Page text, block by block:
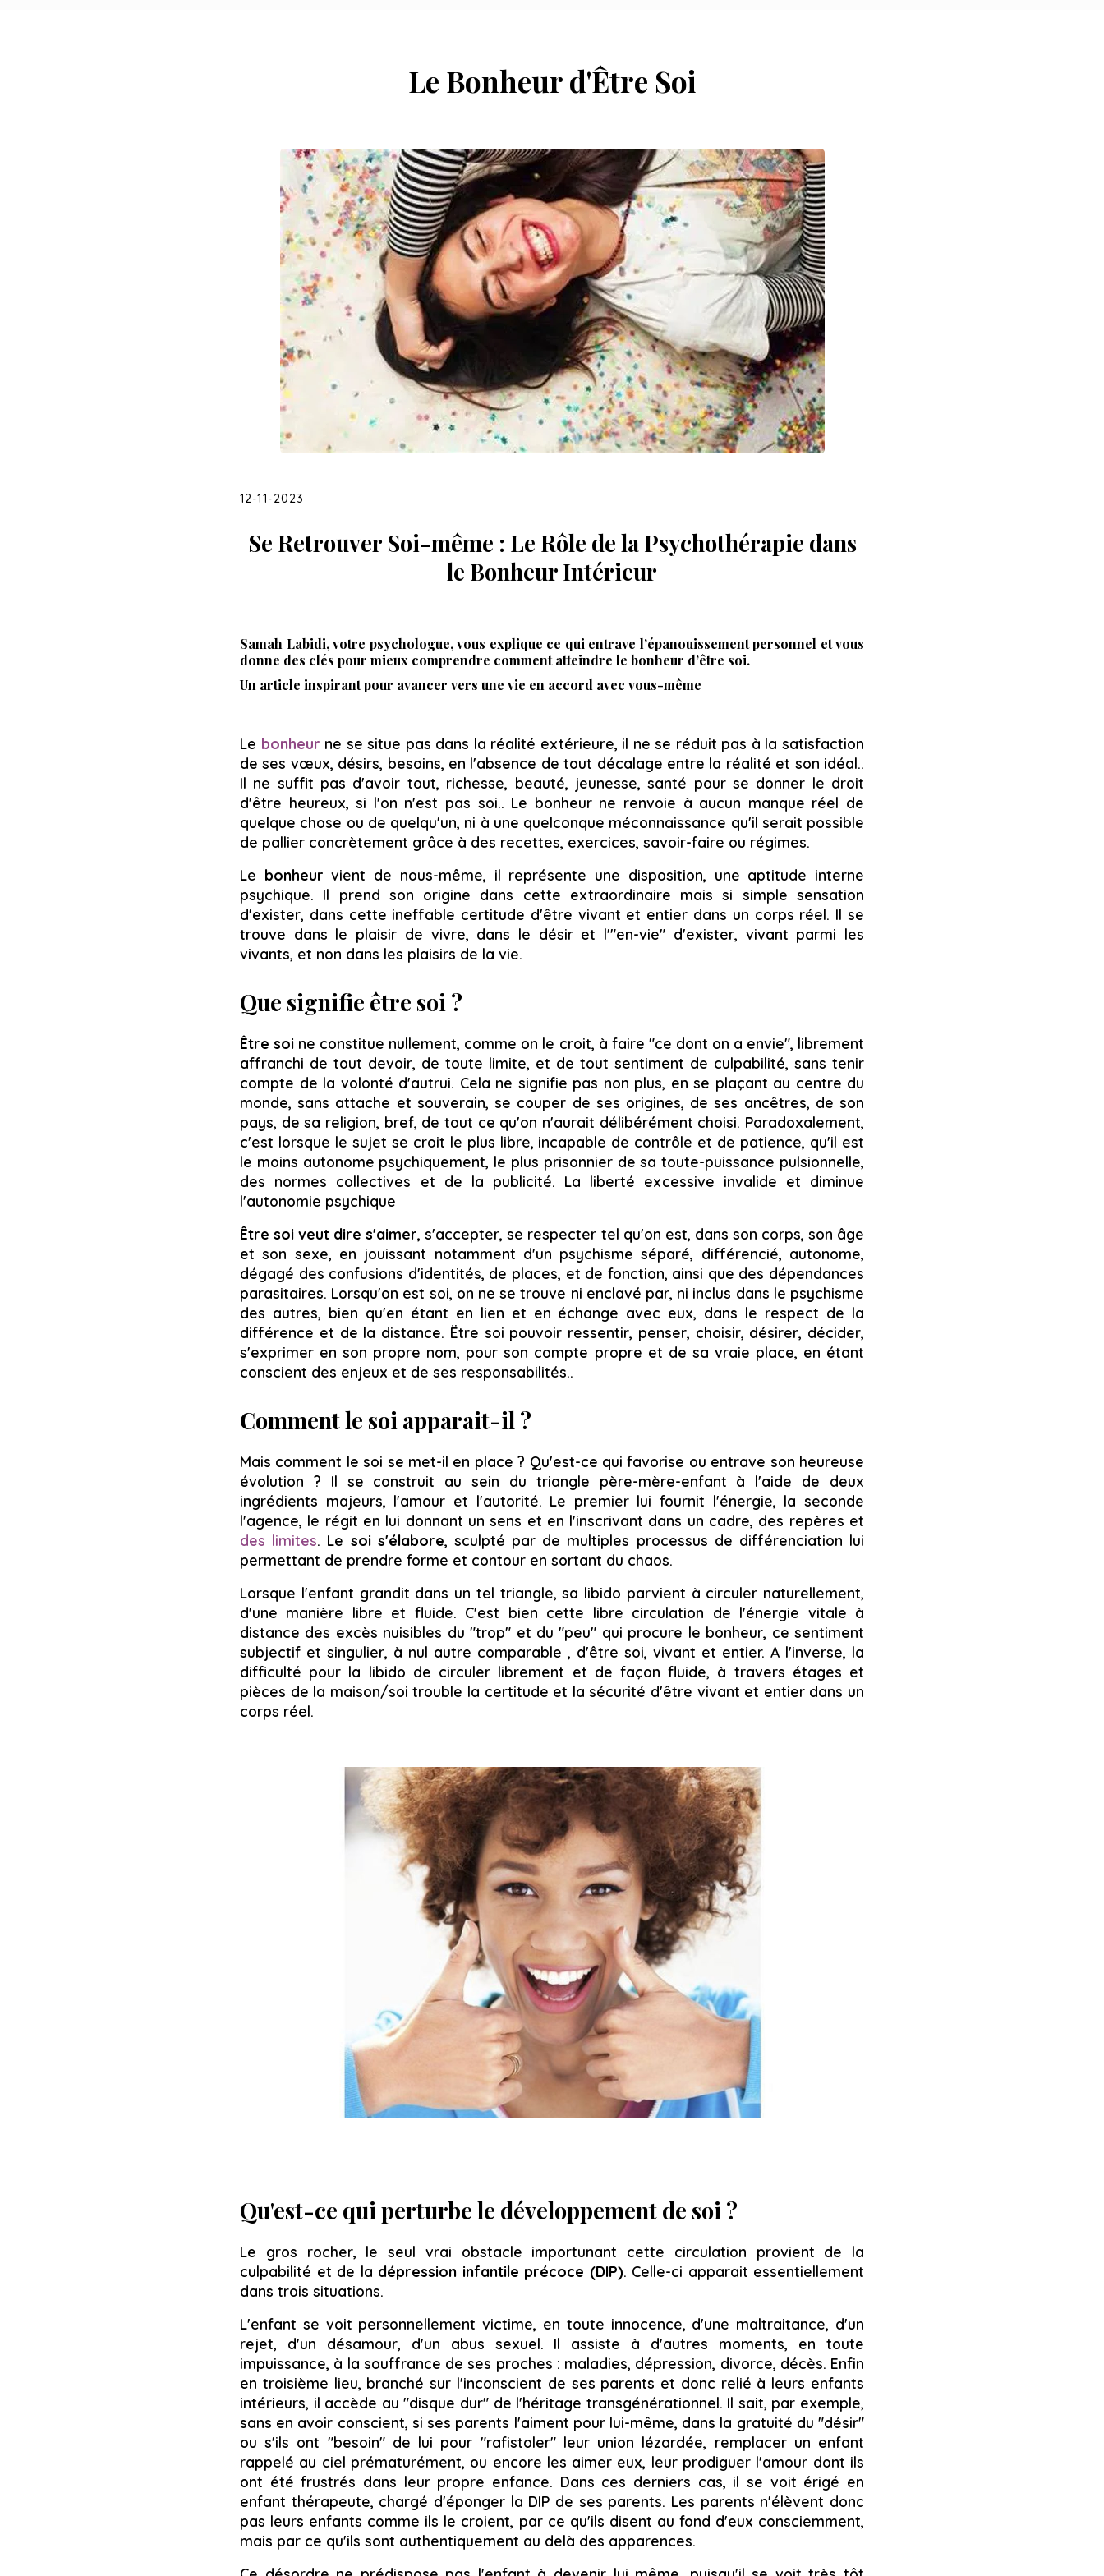
Le Bonheur d'Être Soi
12-11-2023
Se Retrouver Soi-même : Le Rôle de la Psychothérapie dans
le Bonheur Intérieur
Samah Labidi, votre psychologue, vous explique ce qui entrave l’épanouissement personnel et vous
donne des clés pour mieux comprendre comment atteindre le bonheur d’être soi.
Un article inspirant pour avancer vers une vie en accord avec vous-même
Le bonheur ne se situe pas dans la réalité extérieure, il ne se réduit pas à la satisfaction
de ses vœux, désirs, besoins, en l'absence de tout décalage entre la réalité et son idéal..
Il ne suffit pas d'avoir tout, richesse, beauté, jeunesse, santé pour se donner le droit
d'être heureux, si l'on n'est pas soi.. Le bonheur ne renvoie à aucun manque réel de
quelque chose ou de quelqu'un, ni à une quelconque méconnaissance qu'il serait possible
de pallier concrètement grâce à des recettes, exercices, savoir-faire ou régimes.
Le bonheur vient de nous-même, il représente une disposition, une aptitude interne
psychique. Il prend son origine dans cette extraordinaire mais si simple sensation
d'exister, dans cette ineffable certitude d'être vivant et entier dans un corps réel. Il se
trouve dans le plaisir de vivre, dans le désir et l'"en-vie" d'exister, vivant parmi les
vivants, et non dans les plaisirs de la vie.
Que signifie être soi ?
Être soi ne constitue nullement, comme on le croit, à faire "ce dont on a envie", librement
affranchi de tout devoir, de toute limite, et de tout sentiment de culpabilité, sans tenir
compte de la volonté d'autrui. Cela ne signifie pas non plus, en se plaçant au centre du
monde, sans attache et souverain, se couper de ses origines, de ses ancêtres, de son
pays, de sa religion, bref, de tout ce qu'on n'aurait délibérément choisi. Paradoxalement,
c'est lorsque le sujet se croit le plus libre, incapable de contrôle et de patience, qu'il est
le moins autonome psychiquement, le plus prisonnier de sa toute-puissance pulsionnelle,
des normes collectives et de la publicité. La liberté excessive invalide et diminue
l'autonomie psychique
Être soi veut dire s'aimer, s'accepter, se respecter tel qu'on est, dans son corps, son âge
et son sexe, en jouissant notamment d'un psychisme séparé, différencié, autonome,
dégagé des confusions d'identités, de places, et de fonction, ainsi que des dépendances
parasitaires. Lorsqu'on est soi, on ne se trouve ni enclavé par, ni inclus dans le psychisme
des autres, bien qu'en étant en lien et en échange avec eux, dans le respect de la
différence et de la distance. Ëtre soi pouvoir ressentir, penser, choisir, désirer, décider,
s'exprimer en son propre nom, pour son compte propre et de sa vraie place, en étant
conscient des enjeux et de ses responsabilités..
Comment le soi apparait-il ?
Mais comment le soi se met-il en place ? Qu'est-ce qui favorise ou entrave son heureuse
évolution ? Il se construit au sein du triangle père-mère-enfant à l'aide de deux
ingrédients majeurs, l'amour et l'autorité. Le premier lui fournit l'énergie, la seconde
l'agence, le régit en lui donnant un sens et en l'inscrivant dans un cadre, des repères et
des limites. Le soi s'élabore, sculpté par de multiples processus de différenciation lui
permettant de prendre forme et contour en sortant du chaos.
Lorsque l'enfant grandit dans un tel triangle, sa libido parvient à circuler naturellement,
d'une manière libre et fluide. C'est bien cette libre circulation de l'énergie vitale à
distance des excès nuisibles du "trop" et du "peu" qui procure le bonheur, ce sentiment
subjectif et singulier, à nul autre comparable , d'être soi, vivant et entier. A l'inverse, la
difficulté pour la libido de circuler librement et de façon fluide, à travers étages et
pièces de la maison/soi trouble la certitude et la sécurité d'être vivant et entier dans un
corps réel.
Qu'est-ce qui perturbe le développement de soi ?
Le gros rocher, le seul vrai obstacle importunant cette circulation provient de la
culpabilité et de la dépression infantile précoce (DIP). Celle-ci apparait essentiellement
dans trois situations.
L'enfant se voit personnellement victime, en toute innocence, d'une maltraitance, d'un
rejet, d'un désamour, d'un abus sexuel. Il assiste à d'autres moments, en toute
impuissance, à la souffrance de ses proches : maladies, dépression, divorce, décès. Enfin
en troisième lieu, branché sur l'inconscient de ses parents et donc relié à leurs enfants
intérieurs, il accède au "disque dur" de l'héritage transgénérationnel. Il sait, par exemple,
sans en avoir conscient, si ses parents l'aiment pour lui-même, dans la gratuité du "désir"
ou s'ils ont "besoin" de lui pour "rafistoler"leur union lézardée, remplacer un enfant
rappelé au ciel prématurément, ou encore les aimer eux, leur prodiguer l'amour dont ils
ont été frustrés dans leur propre enfance. Dans ces derniers cas, il se voit érigé en
enfant thérapeute, chargé d'éponger la DIP de ses parents. Les parents n'élèvent donc
pas leurs enfants comme ils le croient, par ce qu'ils disent au fond d'eux consciemment,
mais par ce qu'ils sont authentiquement au delà des apparences.